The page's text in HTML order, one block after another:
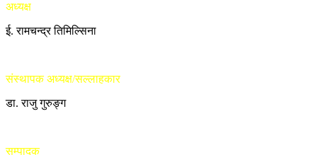
अध्यक्ष
ई. रामचन्द्र तिमिल्सिना
संस्थापक अध्यक्ष/सल्लाहकार
डा. राजु गुरुङ्ग
सम्पादक